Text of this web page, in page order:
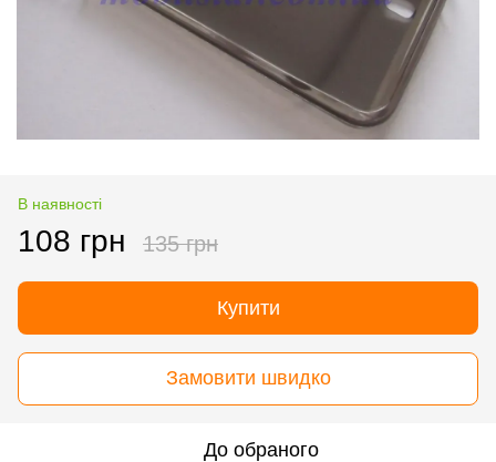
В наявності
108 грн 135 грн
Купити
Замовити швидко
До обраного